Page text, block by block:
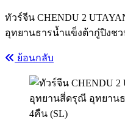
ทัวร์จีน CHENDU 2
อุทยานธารน้ำแข็งต้ากู๋ปิงชว
ย้อนกลับ